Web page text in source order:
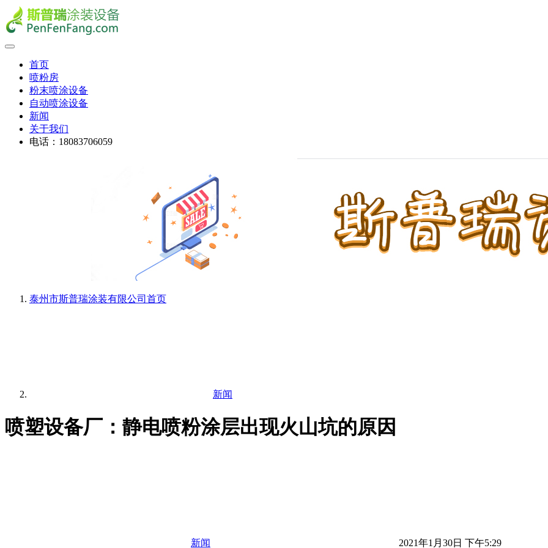
首页
喷粉房
粉末喷涂设备
自动喷涂设备
新闻
关于我们
电话：18083706059
泰州市斯普瑞涂装有限公司 首页
新闻
喷塑设备厂：静电喷粉涂层出现火山坑的原因
新闻 2021年1月30日 下午5:29